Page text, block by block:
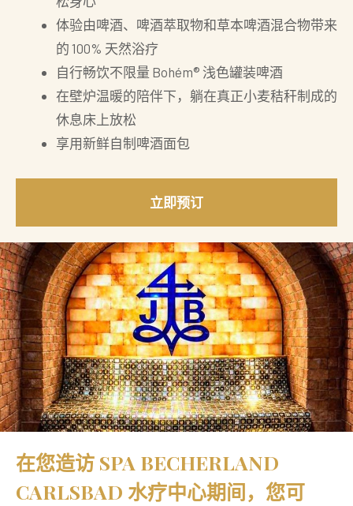
体验由啤酒、啤酒萃取物和草本啤酒混合物带来
的 100% 天然浴疗
自行畅饮不限量 Bohém® 浅色罐装啤酒
在壁炉温暖的陪伴下，躺在真正小麦秸秆制成的
休息床上放松
享用新鲜自制啤酒面包
立即预订
在您造访 SPA BECHERLAND
CARLSBAD 水疗中心期间，您可